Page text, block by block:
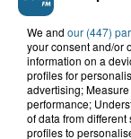
We and our (447)
your consent and/or
information on a
profiles for
advertising;
performance;
of data from
profiles to